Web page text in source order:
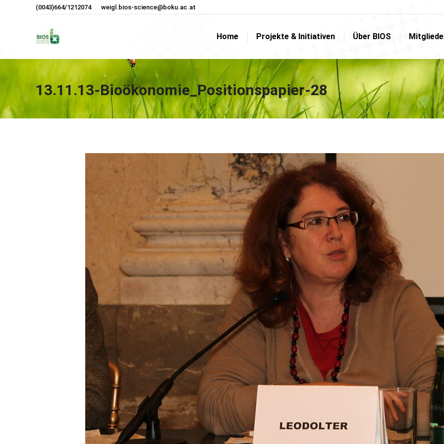
(0043)664/1212074 weigl.bios-science@boku.ac.at
Home Projekte & Initiativen Über BIOS
13.11.13-Bioökonomie_Positionspapier-28
Home Projekte & Initiativen Über BIOS